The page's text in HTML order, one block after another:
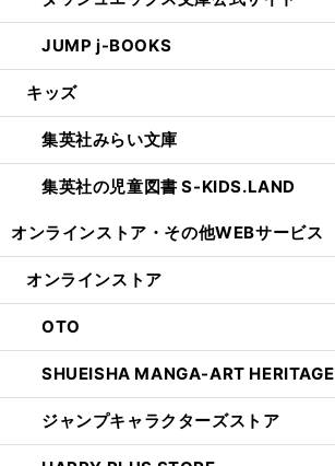
JUMP j-BOOKS
キッズ
集英社みらい文庫
集英社の児童図書 S-KIDS.LAND
オンラインストア・ その他WEBサービス
オンラインストア
OTO
SHUEISHA MANGA-ART HERITAGE
ジャンプキャラクターズストア